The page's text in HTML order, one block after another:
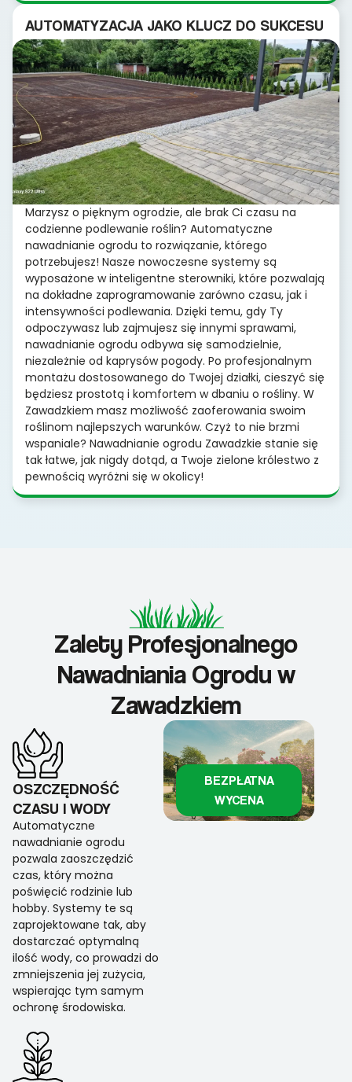
AUTOMATYZACJA JAKO KLUCZ DO SUKCESU
Marzysz o pięknym ogrodzie, ale brak Ci czasu na
codzienne podlewanie roślin? Automatyczne
nawadnianie ogrodu to rozwiązanie, którego
potrzebujesz! Nasze nowoczesne systemy są
wyposażone w inteligentne sterowniki, które pozwalają
na dokładne zaprogramowanie zarówno czasu, jak i
intensywności podlewania. Dzięki temu, gdy Ty
odpoczywasz lub zajmujesz się innymi sprawami,
nawadnianie ogrodu odbywa się samodzielnie,
niezależnie od kaprysów pogody. Po profesjonalnym
montażu dostosowanego do Twojej działki, cieszyć się
będziesz prostotą i komfortem w dbaniu o rośliny. W
Zawadzkiem masz możliwość zaoferowania swoim
roślinom najlepszych warunków. Czyż to nie brzmi
wspaniale? Nawadnianie ogrodu Zawadzkie stanie się
tak łatwe, jak nigdy dotąd, a Twoje zielone królestwo z
pewnością wyróżni się w okolicy!
Zalety Profesjonalnego
Nawadniania Ogrodu w
Zawadzkiem
OSZCZĘDNOŚĆ
CZASU I WODY
Automatyczne
nawadnianie ogrodu
pozwala zaoszczędzić
czas, który można
poświęcić rodzinie lub
hobby. Systemy te są
zaprojektowane tak, aby
dostarczać optymalną
ilość wody, co prowadzi do
zmniejszenia jej zużycia,
wspierając tym samym
ochronę środowiska.
BEZPŁATNA
WYCENA